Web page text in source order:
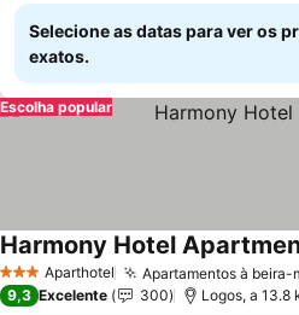
Selecione as datas para ver os
exatos.
Escolha popular
3 EstrelasAparthotel Apartamentos à beira-
Harmony Hotel
9,3 Excelente 300 Logos, a 13.8